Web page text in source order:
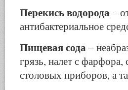
Перекись водорода–
антибактериальное
Пищевая сода–
грязь, налет с
столовых приборов, а